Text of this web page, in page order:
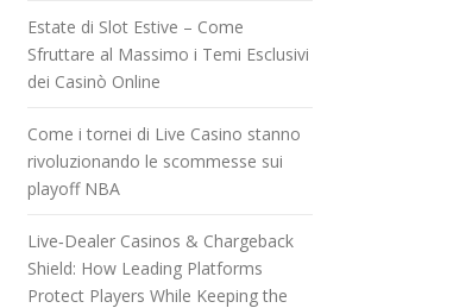
Estate di Slot Estive – Come
Sfruttare al Massimo i Temi Esclusivi
dei Casinò Online
Come i tornei di Live Casino stanno
rivoluzionando le scommesse sui
playoff NBA
Live‑Dealer Casinos & Chargeback
Shield: How Leading Platforms
Protect Players While Keeping the